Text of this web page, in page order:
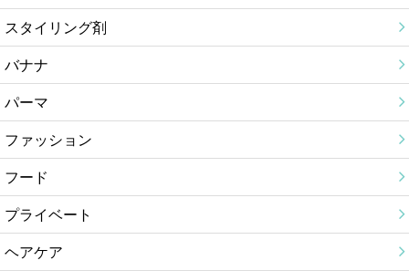
スタイリング剤
バナナ
パーマ
ファッション
フード
プライベート
ヘアケア